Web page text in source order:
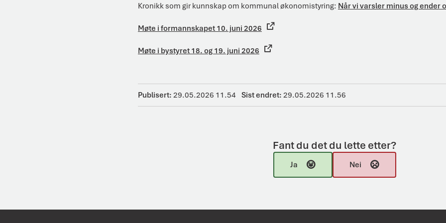
Kronikk som gir kunnskap om kommunal økonomistyring: Når vi varsler minus og ender
Møte i formannskapet 10. juni 2026
Møte i bystyret 18. og 19. juni 2026
Publisert 29.05.2026 11.54 Sist endret 29.05.2026 11.56
Fant du det du lette etter?
Ja Nei